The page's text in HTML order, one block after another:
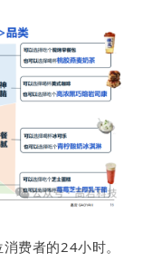
费者的24小时。